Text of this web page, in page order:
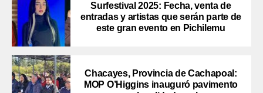
Surfestival 2025: Fecha, venta de
entradas y artistas que serán parte de
este gran evento en Pichilemu
Chacayes, Provincia de Cachapoal:
MOP O’Higgins inauguró pavimento